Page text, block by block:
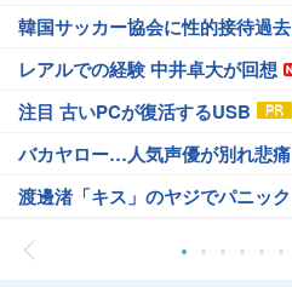
韓国サッカー協会に性的接待過去
レアルでの経験 中井卓大が回想
注目 古いPCが復活するUSB
バカヤロー…人気声優が別れ悲痛
渡邊渚「キス」のヤジでパニック